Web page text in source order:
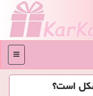
منو
است؟